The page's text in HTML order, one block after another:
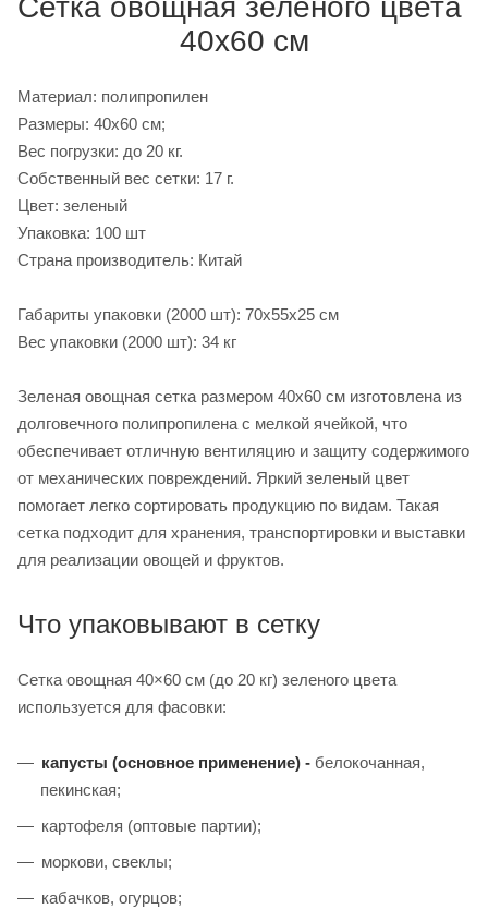
Сетка овощная зеленого цвета
40х60 см
Материал: полипропилен
Размеры: 40х60 см;
Вес погрузки: до 20 кг.
Собственный вес сетки: 17 г.
Цвет: зеленый
Упаковка: 100 шт
Страна производитель: Китай
Габариты упаковки (2000 шт): 70х55х25 см
Вес упаковки (2000 шт): 34 кг
Зеленая овощная сетка размером 40х60 см изготовлена из
долговечного полипропилена с мелкой ячейкой, что
обеспечивает отличную вентиляцию и защиту содержимого
от механических повреждений. Яркий зеленый цвет
помогает легко сортировать продукцию по видам. Такая
сетка подходит для хранения, транспортировки и выставки
для реализации овощей и фруктов.
Что упаковывают в сетку
Сетка овощная 40×60 см (до 20 кг) зеленого цвета
используется для фасовки:
капусты (основное применение) - белокочанная,
пекинская;
картофеля (оптовые партии);
моркови, свеклы;
кабачков, огурцов;